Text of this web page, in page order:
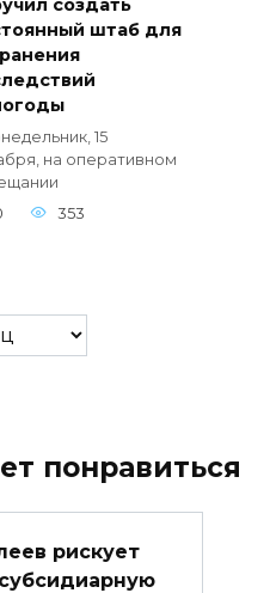
создать
штаб для
15
на оперативном
353
понравиться
рискует